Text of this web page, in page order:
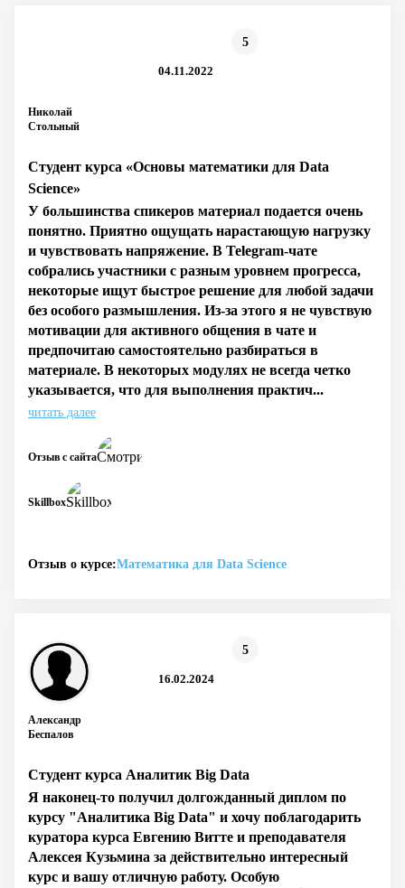
Николай
Стольный
5
04.11.2022
Студент курса «Основы математики для Data
Science»
У большинства спикеров материал подается очень
понятно. Приятно ощущать нарастающую нагрузку
и чувствовать напряжение. В Telegram-чате
собрались участники с разным уровнем прогресса,
некоторые ищут быстрое решение для любой задачи
без особого размышления. Из-за этого я не чувствую
мотивации для активного общения в чате и
предпочитаю самостоятельно разбираться в
материале. В некоторых модулях не всегда четко
указывается, что для выполнения практич...
читать далее
Skillbox
Отзыв с сайта
Отзыв о курсе:Математика для Data Science
Александр
Беспалов
5
16.02.2024
Студент курса Аналитик Big Data
Я наконец-то получил долгожданный диплом по
курсу "Аналитика Big Data" и хочу поблагодарить
куратора курса Евгению Витте и преподавателя
Алексея Кузьмина за действительно интересный
курс и вашу отличную работу. Особую